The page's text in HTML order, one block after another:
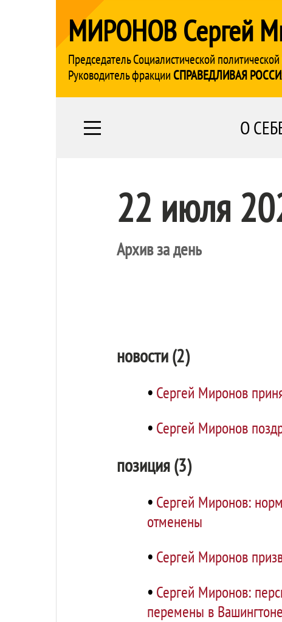
МИРОНОВ Сергей
Председатель Социалистической
Руководитель фракции СПРАВЕДЛИВАЯ
О
22 июля
Архив за день
новости (2)
• Сергей Миронов
• Сергей Миронов
позиция (3)
• Сергей Миронов:
отменены
• Сергей Миронов
• Сергей Миронов:
перемены в Вашингтоне